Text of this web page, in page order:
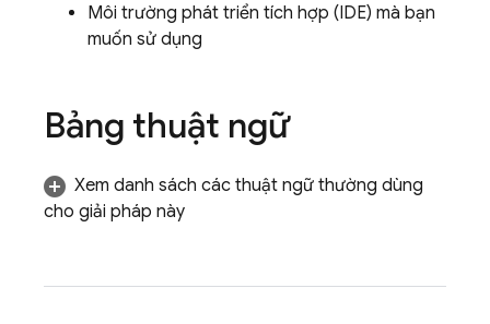
Môi trường phát triển tích hợp (IDE) mà bạn
muốn sử dụng
Bảng thuật ngữ
Xem danh sách các thuật ngữ thường dùng
cho giải pháp này